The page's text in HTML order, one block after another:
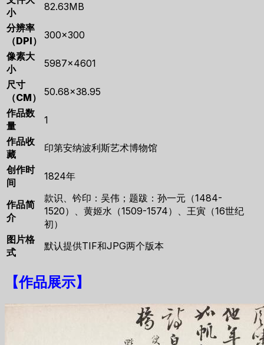
小
82.63MB
分辨率
（DPI）
300×300
像素大
小
5987×4601
尺寸
（CM）
50.68×38.95
作品数
量
1
作品收
藏
印第安纳波利斯艺术博物馆
创作时
间
1824年
作品简
介
款识、钤印：吴伟；题跋：孙一元（1484-
1520）、黄姬水（1509-1574）、王寅（16世纪
初）
图片格
式
默认提供TIF和JPG两个版本
【作品展示】